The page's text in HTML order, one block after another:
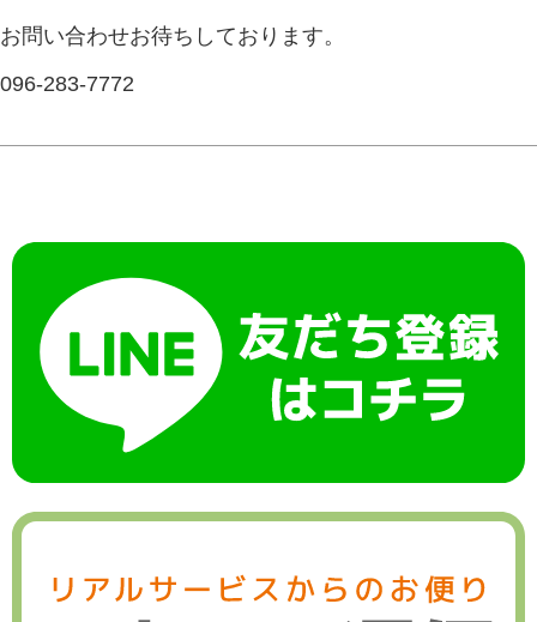
お問い合わせお待ちしております。
096-283-7772